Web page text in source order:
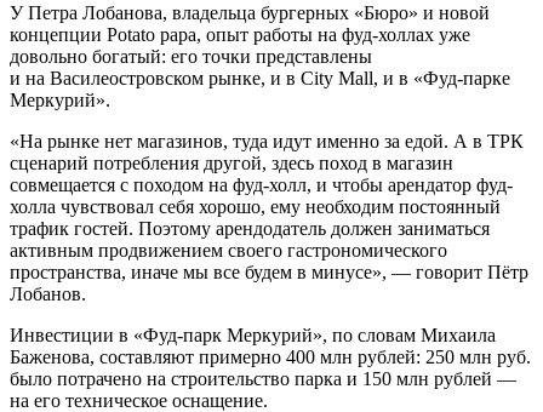
У Петра Лобанова, владельца бургерных «Бюро» и новой
концепции Potato papa, опыт работы на фуд-холлах уже
довольно богатый: его точки представлены
и на Василеостровском рынке, и в City Mall, и в «Фуд-парке
Меркурий».
«На рынке нет магазинов, туда идут именно за едой. А в ТРК
сценарий потребления другой, здесь поход в магазин
совмещается с походом на фуд-холл, и чтобы арендатор фуд-
холла чувствовал себя хорошо, ему необходим постоянный
трафик гостей. Поэтому арендодатель должен заниматься
активным продвижением своего гастрономического
пространства, иначе мы все будем в минусе», — говорит Пётр
Лобанов.
Инвестиции в «Фуд-парк Меркурий», по словам Михаила
Баженова, составляют примерно 400 млн рублей: 250 млн руб.
было потрачено на строительство парка и 150 млн рублей —
на его техническое оснащение.